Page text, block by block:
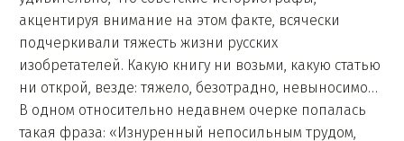
акцентируя внимание на этом факте, всячески
подчеркивали тяжесть жизни русских
изобретателей. Какую книгу ни возьми, какую статью
ни открой, везде: тяжело, безотрадно, невыносимо…
В одном относительно недавнем очерке попалась
такая фраза: «Изнуренный непосильным трудом,